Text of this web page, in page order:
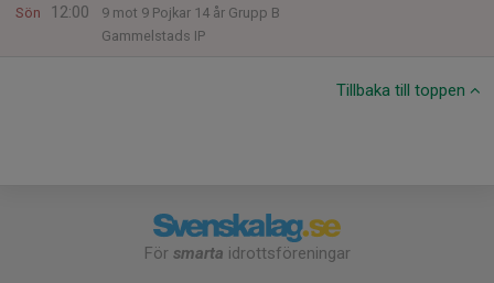
Sön
12:00
9 mot 9 Pojkar 14 år Grupp B
Gammelstads IP
Tillbaka till toppen
För smarta idrottsföreningar